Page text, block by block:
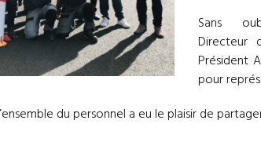
Sans
Directeur
Président
pour
du personnel a eu le plaisir de